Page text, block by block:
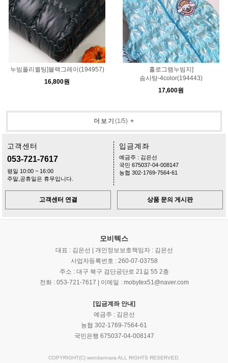
누빔폴리퀼팅]블랙그레이(194957)
16,800원
홀로그램누빔지]
솜사탕-4color(194443)
17,600원
더보기 (1/5)+
고객센터
053-721-7617
평일 10:00 ~ 16:00
주말,공휴일은 휴무입니다.
입금계좌
예금주 : 김은선
국민 675037-04-008147
농협 302-1769-7564-61
고객센터 연결 상품 문의 게시판
모비텍스
대표 : 김은선 | 개인정보보호책임자 : 김은선
사업자등록번호 : 260-07-03758
주소 : 대구 북구 검단공단로 21길 55 2층
전화 : 053-721-7617 | 이메일 : mobytex51@naver.com
[입금계좌 안내]
예금주 : 김은선
농협 302-1769-7564-61
국민은행 675037-04-008147
COPYRIGHT(C) wondannara ALL RIGHTS RESERVED.